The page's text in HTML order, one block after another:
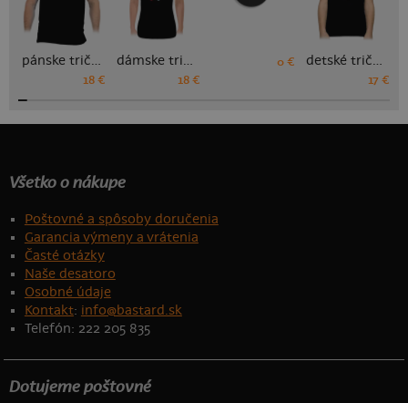
pánske tričko
18 €
dámske tričko
18 €
0 € detské tričko
17 €
Všetko o nákupe
Poštovné a spôsoby doručenia
Garancia výmeny a vrátenia
Časté otázky
Naše desatoro
Osobné údaje
Kontakt: info@bastard.sk
Telefón: 222 205 835
Dotujeme poštovné